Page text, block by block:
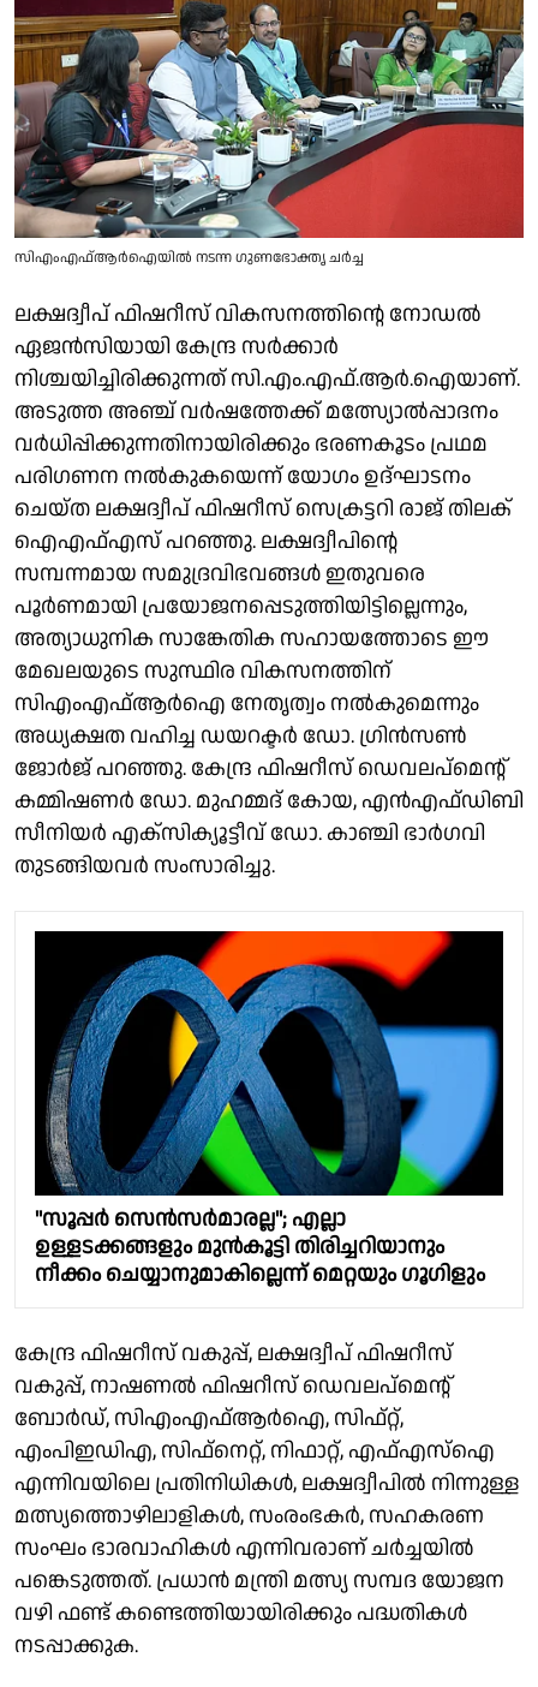
സിഎംഎഫ്ആർഐയിൽ നടന്ന ഗുണഭോക്തൃ ചർച്ച
ലക്ഷദ്വീപ് ഫിഷറീസ് വികസനത്തിന്റെ നോഡൽ
ഏജൻസിയായി കേന്ദ്ര സർക്കാർ
നിശ്ചയിച്ചിരിക്കുന്നത് സി.എം.എഫ്.ആർ.ഐയാണ്.
അടുത്ത അഞ്ച് വർഷത്തേക്ക് മത്സ്യോൽപ്പാദനം
വർധിപ്പിക്കുന്നതിനായിരിക്കും ഭരണകൂടം പ്രഥമ
പരിഗണന നൽകുകയെന്ന് യോഗം ഉദ്ഘാടനം
ചെയ്ത ലക്ഷദ്വീപ് ഫിഷറീസ് സെക്രട്ടറി രാജ് തിലക്
ഐഎഫ്‌എസ് പറഞ്ഞു. ലക്ഷദ്വീപിന്റെ
സമ്പന്നമായ സമുദ്രവിഭവങ്ങൾ ഇതുവരെ
പൂർണമായി പ്രയോജനപ്പെടുത്തിയിട്ടില്ലെന്നും,
അത്യാധുനിക സാങ്കേതിക സഹായത്തോടെ ഈ
മേഖലയുടെ സുസ്ഥിര വികസനത്തിന്
സിഎംഎഫ്‌ആർഐ നേതൃത്വം നൽകുമെന്നും
അധ്യക്ഷത വഹിച്ച ഡയറക്ടർ ഡോ. ഗ്രിൻസൺ
ജോർജ് പറഞ്ഞു. കേന്ദ്ര ഫിഷറീസ് ഡെവലപ്‌മെന്റ്
കമ്മിഷണർ ഡോ. മുഹമ്മദ് കോയ, എൻഎഫ്‌ഡിബി
സീനിയർ എക്സിക്യൂട്ടീവ് ഡോ. കാഞ്ചി ഭാർഗവി
തുടങ്ങിയവർ സംസാരിച്ചു.
"സൂപ്പർ സെൻസർമാരല്ല"; എല്ലാ
ഉള്ളടക്കങ്ങളും മുൻകൂട്ടി തിരിച്ചറിയാനും
നീക്കം ചെയ്യാനുമാകില്ലെന്ന് മെറ്റയും ഗൂഗിളും
കേന്ദ്ര ഫിഷറീസ് വകുപ്പ്, ലക്ഷദ്വീപ് ഫിഷറീസ്
വകുപ്പ്, നാഷണൽ ഫിഷറീസ് ഡെവലപ്‌മെന്റ്
ബോർഡ്, സിഎംഎഫ്ആർഐ, സിഫ്റ്റ്,
എംപിഇഡിഎ, സിഫ്നെറ്റ്, നിഫാറ്റ്, എഫ്‌എസ്‌ഐ
എന്നിവയിലെ പ്രതിനിധികൾ, ലക്ഷദ്വീപിൽ നിന്നുള്ള
മത്സ്യത്തൊഴിലാളികൾ, സംരംഭകർ, സഹകരണ
സംഘം ഭാരവാഹികൾ എന്നിവരാണ് ചർച്ചയിൽ
പങ്കെടുത്തത്. പ്രധാൻ മന്ത്രി മത്സ്യ സമ്പദ യോജന
വഴി ഫണ്ട് കണ്ടെത്തിയായിരിക്കും പദ്ധതികൾ
നടപ്പാക്കുക.